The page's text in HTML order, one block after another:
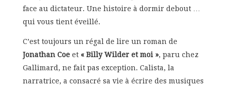
face au dictateur. Une histoire à dormir debout …
qui vous tient éveillé.
C’est toujours un régal de lire un roman de
Jonathan Coeet « Billy Wilder et moi », paru chez
Gallimard, ne fait pas exception. Calista, la
narratrice, a consacré sa vie à écrire des musiques